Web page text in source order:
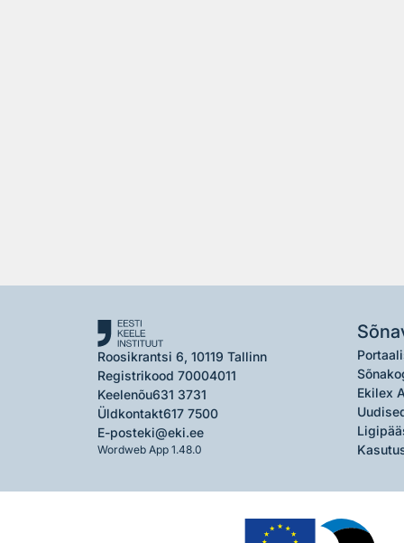
Roosikrantsi 6, 10119 Tallinn
Registrikood 70004011
Keelenõu631 3731
Üldkontakt617 7500
E-posteki@eki.ee
Wordweb App 1.48.0
Ekilex